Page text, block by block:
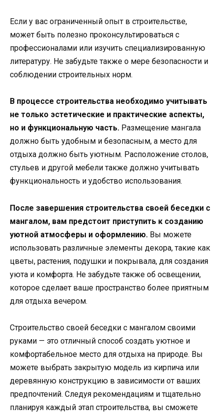
Если у вас ограниченный опыт в строительстве,
может быть полезно проконсультироваться с
профессионалами или изучить специализированную
литературу. Не забудьте также о мере безопасности и
соблюдении строительных норм.
В процессе строительства необходимо учитывать
не только эстетические и практические аспекты,
но и функциональную часть. Размещение мангала
должно быть удобным и безопасным, а место для
отдыха должно быть уютным. Расположение столов,
стульев и другой мебели также должно учитывать
функциональность и удобство использования.
После завершения строительства своей беседки с
мангалом, вам предстоит приступить к созданию
уютной атмосферы и оформлению. Вы можете
использовать различные элементы декора, такие как
цветы, растения, подушки и покрывала, для создания
уюта и комфорта. Не забудьте также об освещении,
которое сделает ваше пространство более приятным
для отдыха вечером.
Строительство своей беседки с мангалом своими
руками — это отличный способ создать уютное и
комфортабельное место для отдыха на природе. Вы
можете выбрать закрытую модель из кирпича или
деревянную конструкцию в зависимости от ваших
предпочтений. Следуя рекомендациям и тщательно
планируя каждый этап строительства, вы сможете